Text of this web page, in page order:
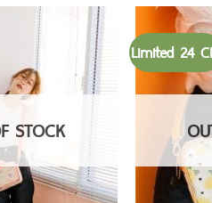
STOCK
Limited 24